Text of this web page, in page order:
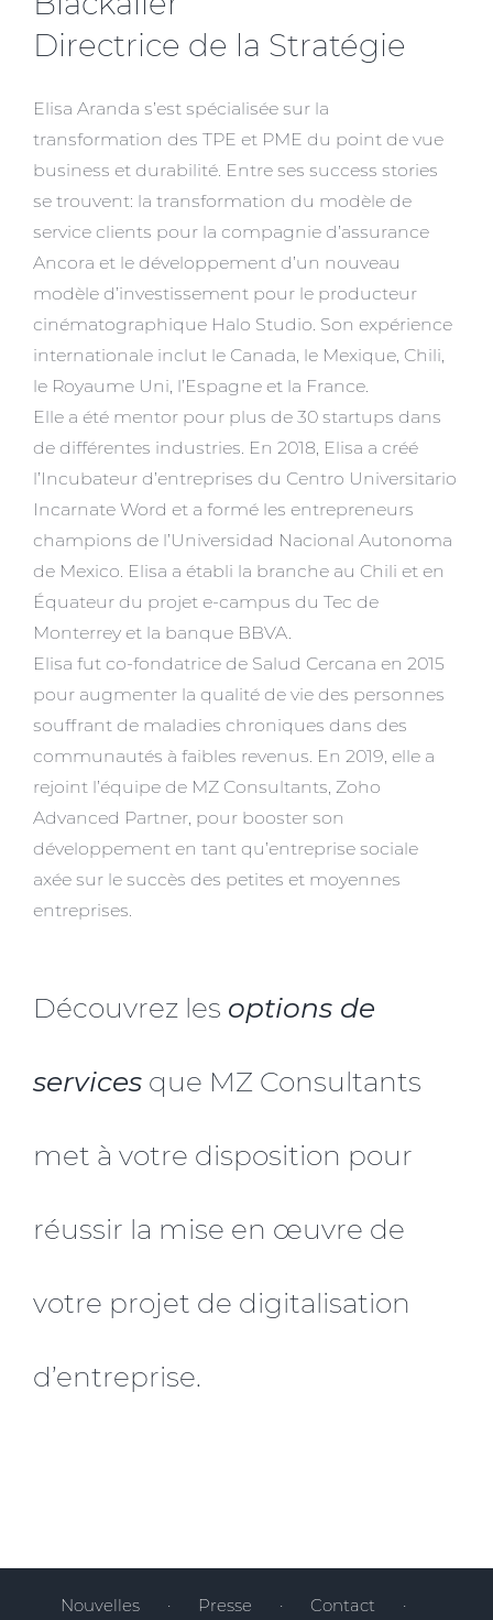
Directrice de la Stratégie
Elisa Aranda s’est spécialisée sur la
transformation des TPE et PME du point de vue
business et durabilité. Entre ses success stories
se trouvent: la transformation du modèle de
service clients pour la compagnie d’assurance
Ancora et le développement d’un nouveau
modèle d’investissement pour le producteur
cinématographique Halo Studio. Son expérience
internationale inclut le Canada, le Mexique, Chili,
le Royaume Uni, l’Espagne et la France.
Elle a été mentor pour plus de 30 startups dans
de différentes industries. En 2018, Elisa a créé
l’Incubateur d’entreprises du Centro Universitario
Incarnate Word et a formé les entrepreneurs
champions de l’Universidad Nacional Autonoma
de Mexico. Elisa a établi la branche au Chili et en
Équateur du projet e-campus du Tec de
Monterrey et la banque BBVA.
Elisa fut co-fondatrice de Salud Cercana en 2015
pour augmenter la qualité de vie des personnes
souffrant de maladies chroniques dans des
communautés à faibles revenus. En 2019, elle a
rejoint l’équipe de MZ Consultants, Zoho
Advanced Partner, pour booster son
développement en tant qu’entreprise sociale
axée sur le succès des petites et moyennes
entreprises.
Découvrez les options de
services que MZ Consultants
met à votre disposition pour
réussir la mise en œuvre de
votre projet de digitalisation
d’entreprise.
Nouvelles Presse Contact